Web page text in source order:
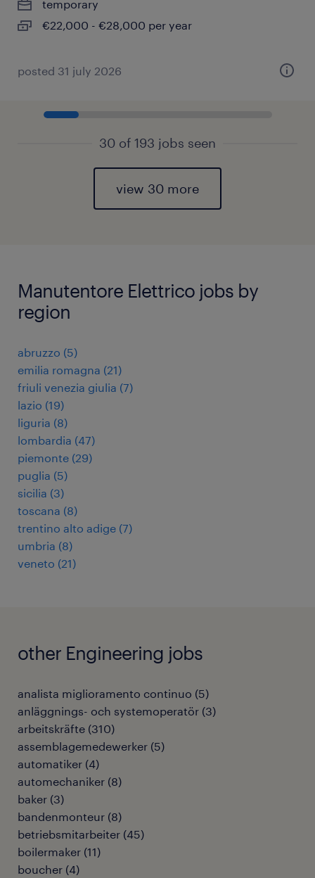
temporary
€22,000 - €28,000 per year
posted 31 july 2026
30 of 193 jobs seen
view 30 more
Manutentore Elettrico jobs by
region
abruzzo (5)
emilia romagna (21)
friuli venezia giulia (7)
lazio (19)
liguria (8)
lombardia (47)
piemonte (29)
puglia (5)
sicilia (3)
toscana (8)
trentino alto adige (7)
umbria (8)
veneto (21)
other Engineering jobs
analista miglioramento continuo (5)
anläggnings- och systemoperatör (3)
arbeitskräfte (310)
assemblagemedewerker (5)
automatiker (4)
automechaniker (8)
baker (3)
bandenmonteur (8)
betriebsmitarbeiter (45)
boilermaker (11)
boucher (4)